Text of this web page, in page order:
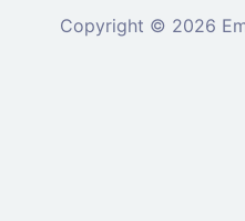
Copyright © 2026